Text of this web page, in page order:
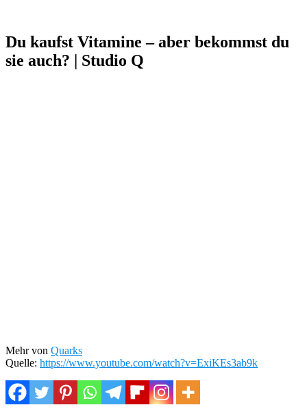
Du kaufst Vitamine – aber bekommst du
sie auch? | Studio Q
Mehr von Quarks
Quelle: https://www.youtube.com/watch?v=ExiKEs3ab9k